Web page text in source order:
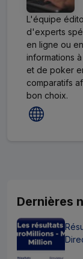
L'équipe
d'experts
en ligne ou
informations
et de poker
comparatifs
bon choix.
Dernières